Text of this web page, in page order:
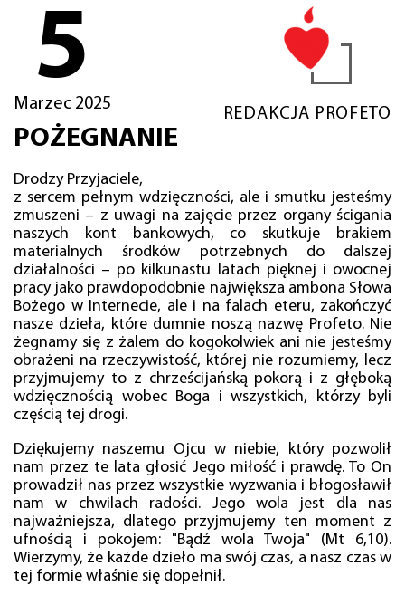
5
Marzec 2025
REDAKCJA PROFETO
POŻEGNANIE
Drodzy Przyjaciele,
z sercem pełnym wdzięczności, ale i smutku jesteśmy
zmuszeni – z uwagi na zajęcie przez organy ścigania
naszych kont bankowych, co skutkuje brakiem
materialnych środków potrzebnych do dalszej
działalności – po kilkunastu latach pięknej i owocnej
pracy jako prawdopodobnie największa ambona Słowa
Bożego w Internecie, ale i na falach eteru, zakończyć
nasze dzieła, które dumnie noszą nazwę Profeto. Nie
żegnamy się z żalem do kogokolwiek ani nie jesteśmy
obrażeni na rzeczywistość, której nie rozumiemy, lecz
przyjmujemy to z chrześcijańską pokorą i z głęboką
wdzięcznością wobec Boga i wszystkich, którzy byli
częścią tej drogi.
Dziękujemy naszemu Ojcu w niebie, który pozwolił
nam przez te lata głosić Jego miłość i prawdę. To On
prowadził nas przez wszystkie wyzwania i błogosławił
nam w chwilach radości. Jego wola jest dla nas
najważniejsza, dlatego przyjmujemy ten moment z
ufnością i pokojem: "Bądź wola Twoja" (Mt 6,10).
Wierzymy, że każde dzieło ma swój czas, a nasz czas w
tej formie właśnie się dopełnił.